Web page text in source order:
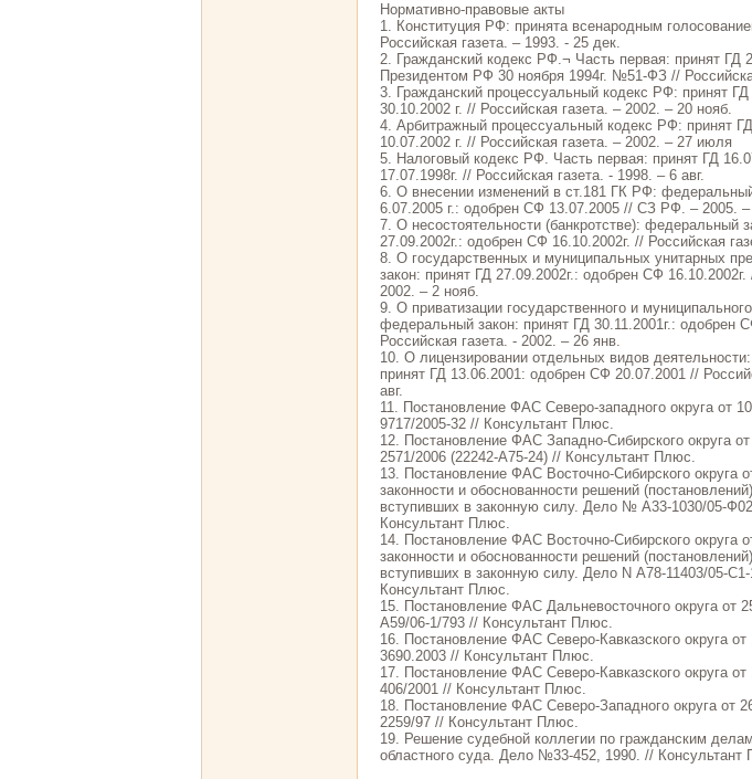
Нормативно-правовые акты
1. Конституция РФ: принята всенародным
Российская газета. – 1993. - 25 дек.
2. Гражданский кодекс РФ.¬ Часть первая: принят ГД
Президентом РФ 30 ноября 1994г. №51-ФЗ //
3. Гражданский процессуальный кодекс РФ: принят
30.10.2002 г. // Российская газета. – 2002. – 20 нояб.
4. Арбитражный процессуальный кодекс РФ: принят
10.07.2002 г. // Российская газета. – 2002. – 27 июля
5. Налоговый кодекс РФ. Часть первая: принят ГД
17.07.1998г. // Российская газета. - 1998. – 6 авг.
6. О внесении изменений в ст.181 ГК РФ:
6.07.2005 г.: одобрен СФ 13.07.2005 // СЗ РФ. – 2005.
7. О несостоятельности (банкротстве): федеральный
27.09.2002г.: одобрен СФ 16.10.2002г. // Российская
8. О государственных и муниципальных унитарных
закон: принят ГД 27.09.2002г.: одобрен СФ 16.10.2002г.
2002. – 2 нояб.
9. О приватизации государственного и
федеральный закон: принят ГД 30.11.2001г.: одобрен
Российская газета. - 2002. – 26 янв.
10. О лицензировании отдельных видов
принят ГД 13.06.2001: одобрен СФ 20.07.2001 //
авг.
11. Постановление ФАС Северо-западного округа от
9717/2005-32 // Консультант Плюс.
12. Постановление ФАС Западно-Сибирского округа
2571/2006 (22242-А75-24) // Консультант Плюс.
13. Постановление ФАС Восточно-Сибирского округа
законности и обоснованности решений
вступивших в законную силу. Дело № А33-1030/05-
Консультант Плюс.
14. Постановление ФАС Восточно-Сибирского округа
законности и обоснованности решений
вступивших в законную силу. Дело N А78-11403/05-
Консультант Плюс.
15. Постановление ФАС Дальневосточного округа от
А59/06-1/793 // Консультант Плюс.
16. Постановление ФАС Северо-Кавказского округа
3690.2003 // Консультант Плюс.
17. Постановление ФАС Северо-Кавказского округа
406/2001 // Консультант Плюс.
18. Постановление ФАС Северо-Западного округа от
2259/97 // Консультант Плюс.
19. Решение судебной коллегии по гражданским
областного суда. Дело №33-452, 1990. // Консультант